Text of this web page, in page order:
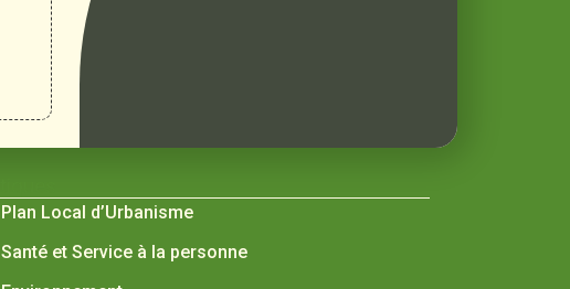
Plan Local d’Urbanisme
Santé et Service à la personne